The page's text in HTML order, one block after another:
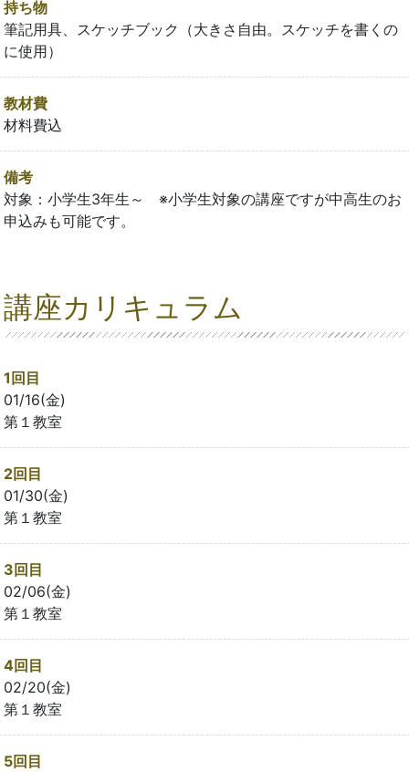
持ち物
筆記用具、スケッチブック（大きさ自由。スケッチを書くの
に使用）
教材費
材料費込
備考
対象：小学生3年生～ ※小学生対象の講座ですが中高生のお
申込みも可能です。
講座カリキュラム
1回目
01/16(金)
第１教室
2回目
01/30(金)
第１教室
3回目
02/06(金)
第１教室
4回目
02/20(金)
第１教室
5回目